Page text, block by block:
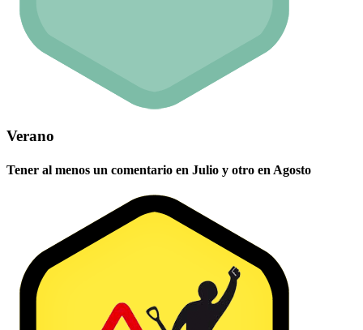
Verano
Tener al menos un comentario en Julio y otro en Agosto